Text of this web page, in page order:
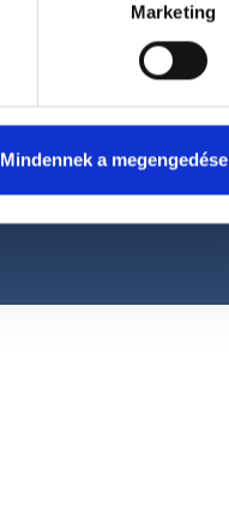
Marketing
Mindennek a megengedése